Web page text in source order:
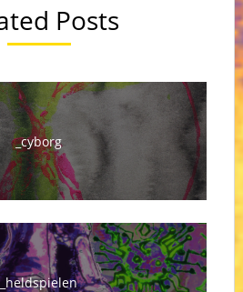
Posts
_cyborg
_heldspielen